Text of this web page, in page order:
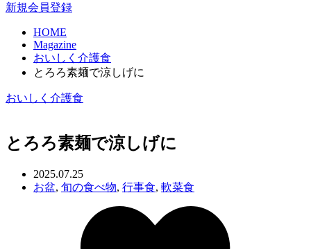
新規会員登録
HOME
Magazine
おいしく介護食
とろろ素麺で涼しげに
おいしく介護食
とろろ素麺で涼しげに
2025.07.25
お盆, 旬の食べ物, 行事食, 軟菜食